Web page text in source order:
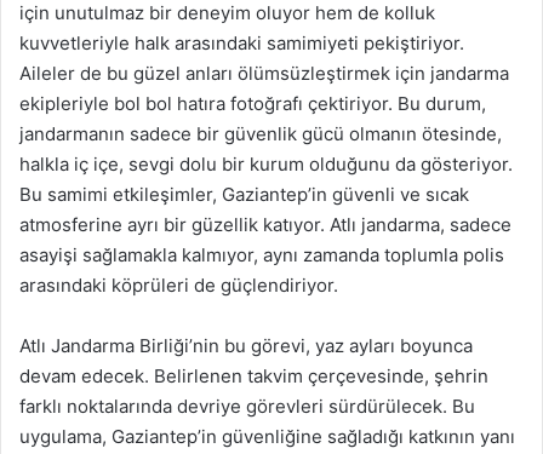
için unutulmaz bir deneyim oluyor hem de kolluk
kuvvetleriyle halk arasındaki samimiyeti pekiştiriyor.
Aileler de bu güzel anları ölümsüzleştirmek için jandarma
ekipleriyle bol bol hatıra fotoğrafı çektiriyor. Bu durum,
jandarmanın sadece bir güvenlik gücü olmanın ötesinde,
halkla iç içe, sevgi dolu bir kurum olduğunu da gösteriyor.
Bu samimi etkileşimler, Gaziantep’in güvenli ve sıcak
atmosferine ayrı bir güzellik katıyor. Atlı jandarma, sadece
asayişi sağlamakla kalmıyor, aynı zamanda toplumla polis
arasındaki köprüleri de güçlendiriyor.
Atlı Jandarma Birliği’nin bu görevi, yaz ayları boyunca
devam edecek. Belirlenen takvim çerçevesinde, şehrin
farklı noktalarında devriye görevleri sürdürülecek. Bu
uygulama, Gaziantep’in güvenliğine sağladığı katkının yanı